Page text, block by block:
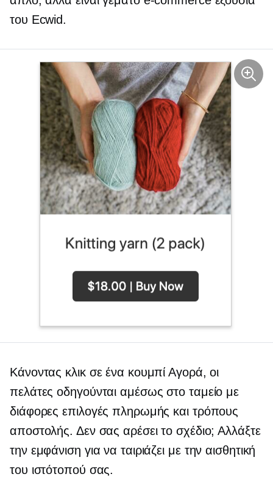
του Ecwid.
Κάνοντας κλικ σε ένα κουμπί Αγορά, οι
πελάτες οδηγούνται αμέσως στο ταμείο με
διάφορες επιλογές πληρωμής και τρόπους
αποστολής. Δεν σας αρέσει το σχέδιο; Αλλάξτε
την εμφάνιση για να ταιριάζει με την αισθητική
του ιστότοπού σας.